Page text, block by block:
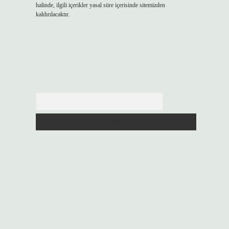
halinde, ilgili içerikler yasal süre içerisinde sitemizden
kaldırılacaktır.